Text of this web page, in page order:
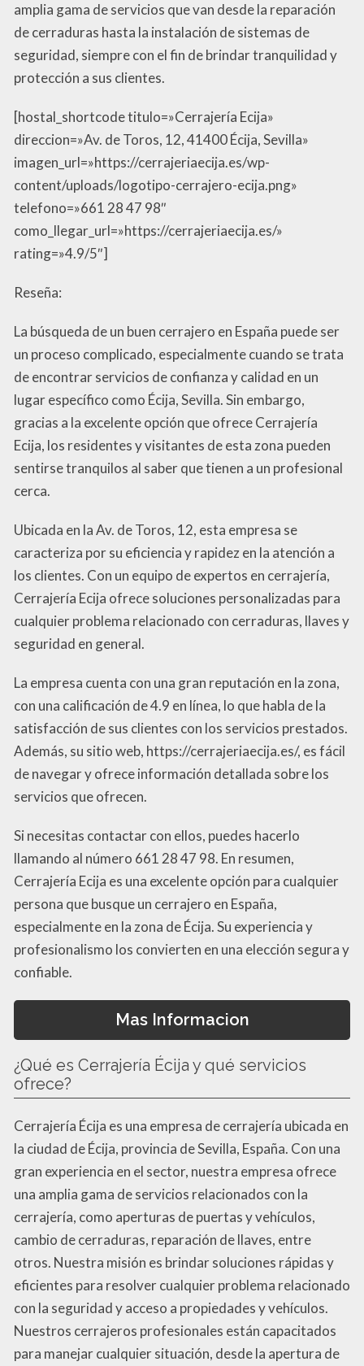
amplia gama de servicios que van desde la reparación
de cerraduras hasta la instalación de sistemas de
seguridad, siempre con el fin de brindar tranquilidad y
protección a sus clientes.
[hostal_shortcode titulo=»Cerrajería Ecija»
direccion=»Av. de Toros, 12, 41400 Écija, Sevilla»
imagen_url=»https://cerrajeriaecija.es/wp-
content/uploads/logotipo-cerrajero-ecija.png»
telefono=»661 28 47 98″
como_llegar_url=»https://cerrajeriaecija.es/»
rating=»4.9/5″]
Reseña:
La búsqueda de un buen cerrajero en España puede ser
un proceso complicado, especialmente cuando se trata
de encontrar servicios de confianza y calidad en un
lugar específico como Écija, Sevilla. Sin embargo,
gracias a la excelente opción que ofrece Cerrajería
Ecija, los residentes y visitantes de esta zona pueden
sentirse tranquilos al saber que tienen a un profesional
cerca.
Ubicada en la Av. de Toros, 12, esta empresa se
caracteriza por su eficiencia y rapidez en la atención a
los clientes. Con un equipo de expertos en cerrajería,
Cerrajería Ecija ofrece soluciones personalizadas para
cualquier problema relacionado con cerraduras, llaves y
seguridad en general.
La empresa cuenta con una gran reputación en la zona,
con una calificación de 4.9 en línea, lo que habla de la
satisfacción de sus clientes con los servicios prestados.
Además, su sitio web, https://cerrajeriaecija.es/, es fácil
de navegar y ofrece información detallada sobre los
servicios que ofrecen.
Si necesitas contactar con ellos, puedes hacerlo
llamando al número 661 28 47 98. En resumen,
Cerrajería Ecija es una excelente opción para cualquier
persona que busque un cerrajero en España,
especialmente en la zona de Écija. Su experiencia y
profesionalismo los convierten en una elección segura y
confiable.
Mas Informacion
¿Qué es Cerrajería Écija y qué servicios
ofrece?
Cerrajería Écija es una empresa de cerrajería ubicada en
la ciudad de Écija, provincia de Sevilla, España. Con una
gran experiencia en el sector, nuestra empresa ofrece
una amplia gama de servicios relacionados con la
cerrajería, como aperturas de puertas y vehículos,
cambio de cerraduras, reparación de llaves, entre
otros. Nuestra misión es brindar soluciones rápidas y
eficientes para resolver cualquier problema relacionado
con la seguridad y acceso a propiedades y vehículos.
Nuestros cerrajeros profesionales están capacitados
para manejar cualquier situación, desde la apertura de